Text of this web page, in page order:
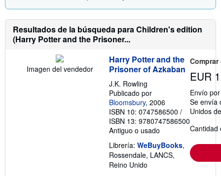
s
b
r
s
t
a
r
i
f
a
s
d
e
e
v
í
o
Resultados de la búsqueda para Children's edition
(Harry Potter and the Prisoner...
Imagen del vendedor
Harry Potter and the
Prisoner of Azkaban
J.K. Rowling
Publicado por
Bloomsbury, 2006
ISBN 10: 0747586500 /
ISBN 13: 9780747586500
Antiguo o usado
Librería: WeBuyBooks,
Rossendale, LANCS,
Reino Unido
EUR
Envío
Se envía
Unidos
Cantidad